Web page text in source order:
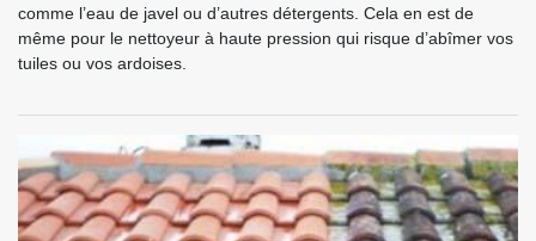
comme l’eau de javel ou d’autres détergents. Cela en est de
même pour le nettoyeur à haute pression qui risque d’abîmer vos
tuiles ou vos ardoises.